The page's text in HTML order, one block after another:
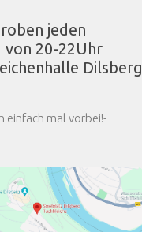
jeden
von 20-22Uhr
Dilsberg
einfach mal vorbei!-